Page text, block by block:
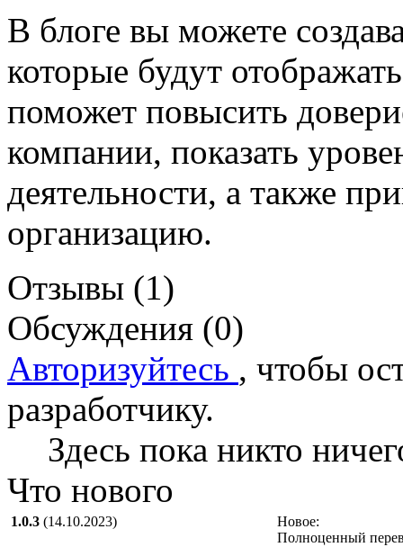
В блоге вы можете
которые будут
поможет повысить
компании, показать
деятельности, а также
организацию.
Отзывы (1)
Обсуждения (0)
Авторизуйтесь , чтобы
разработчику.
Здесь пока никто
Что нового
1.0.3 (14.10.2023)
Новое:
Полноценный